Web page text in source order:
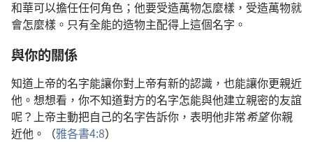
和華可以擔任任何角色；他要受造萬物怎麼樣，受造萬物就
會怎麼樣。只有全能的造物主配得上這個名字。
與你的關係
知道上帝的名字能讓你對上帝有新的認識，也能讓你更親近
他。想想看，你不知道對方的名字怎能與他建立親密的友誼
呢？上帝主動把自己的名字告訴你，表明他非常希望你親
近他。（雅各書4:8）